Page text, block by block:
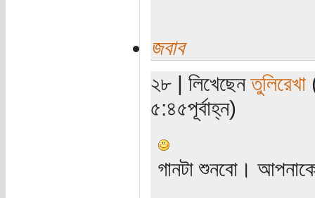
জবাব
২৮ | লিখেছেনতুলিরেখা
৫:৪৫পূর্বাহ্ন)
গানটা শুনবো।